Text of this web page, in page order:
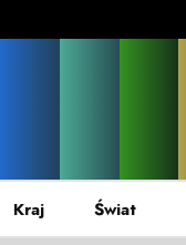
Kraj Świat